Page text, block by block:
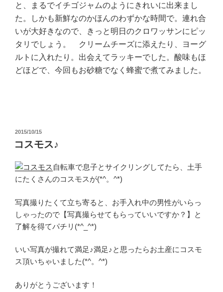
と、まるでイチゴジャムのようにきれいに出来まし
た。しかも新鮮なのかほんのわずかな時間で。連れ合
いが大好きなので、きっと明日のクロワッサンにピッ
タリでしょう。 クリームチーズに添えたり、ヨーグ
ルトに入れたり。出会えてラッキーでした。酸味もほ
どほどで、今回もお砂糖でなく蜂蜜で煮てみました。
投
稿
日:
2015/10/15
コスモス♪
自転車で息子とサイクリングしてたら、土手
にたくさんのコスモスが(*^。^*)
写真撮りたくて立ち寄ると、お手入れ中の男性がいらっ
しゃったので【写真撮らせてもらっていいですか？】と
了解を得てパチリ(*^_^*)
いい写真が撮れて満足♪満足♪と思ったらお土産にコスモ
ス頂いちゃいました(*^。^*)
ありがとうございます！